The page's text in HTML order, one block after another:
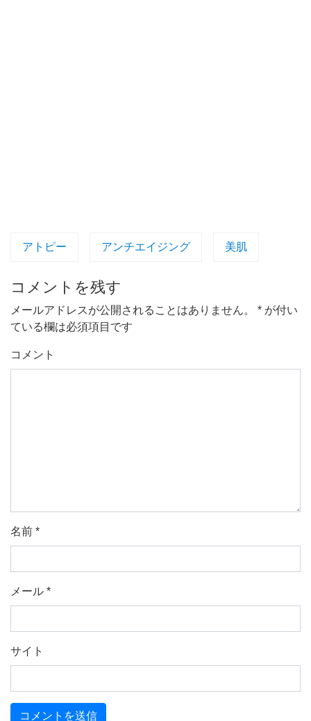
アトピー アンチエイジング 美肌
コメントを残す
メールアドレスが公開されることはありません。 * が付い
ている欄は必須項目です
コメント
名前 *
メール *
サイト